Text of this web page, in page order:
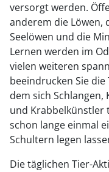
versorgt werden.
anderem die Löwen,
Seelöwen und die
Lernen werden im
vielen weiteren
beeindrucken Sie
dem sich Schlangen,
und Krabbelkünstler
schon lange einmal
Schultern legen
Die täglichen Tier-